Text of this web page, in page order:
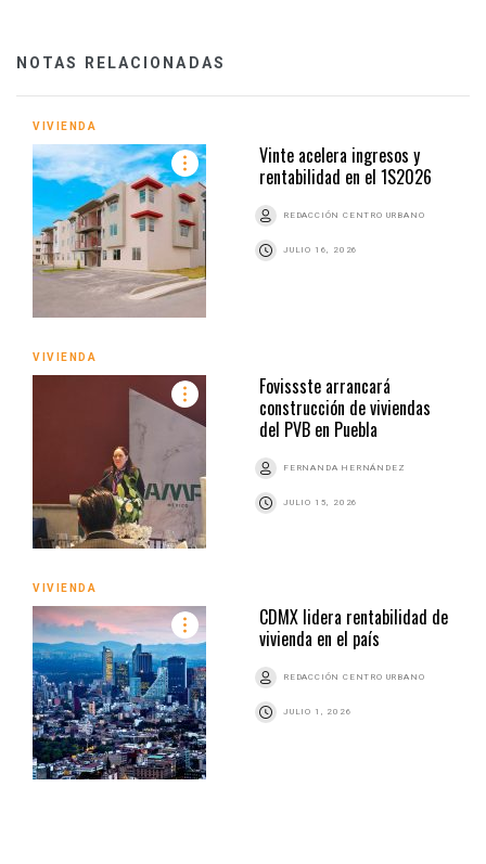
NOTAS RELACIONADAS
VIVIENDA
Vinte acelera ingresos y
rentabilidad en el 1S2026
REDACCIÓN CENTRO URBANO
JULIO 16, 2026
VIVIENDA
Fovissste arrancará
construcción de viviendas
del PVB en Puebla
FERNANDA HERNÁNDEZ
JULIO 15, 2026
VIVIENDA
CDMX lidera rentabilidad de
vivienda en el país
REDACCIÓN CENTRO URBANO
JULIO 1, 2026